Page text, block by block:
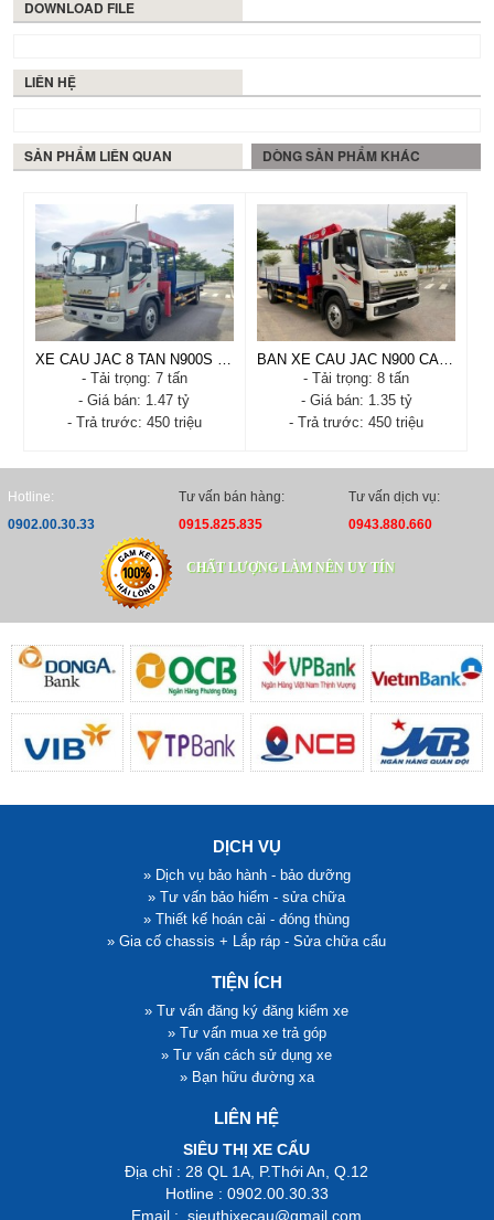
DOWNLOAD FILE
LIÊN HỆ
SẢN PHẨM LIÊN QUAN DÒNG SẢN PHẨM KHÁC
XE CAU JAC 8 TAN N900S CAN UNIC URV554
- Tải trọng: 7 tấn
- Giá bán: 1.47 tỷ
- Trả trước: 450 triệu
- Xuất xứ: VIỆT NAM -
CHINA - NHẬT
- Tình trạng: Mới 100%
- Năm sản xuất: 2026
- Tải trọng: 7 tấn
- Trả trước: 450 triệu
BAN XE CAU JAC N900 CAN UNIC V375
- Tải trọng: 8 tấn
- Giá bán: 1.35 tỷ
- Trả trước: 450 triệu
- Xuất xứ: China - Nhật
- Tình trạng: Mới 100%
- Tải trọng: 8 tấn
- Trả trước: 450 triệu
Hotline:
0902.00.30.33
Tư vấn bán hàng:
0915.825.835
Tư vấn dịch vụ:
0943.880.660
CHẤT LƯỢNG LÀM NÊN UY TÍN
DỊCH VỤ
» Dịch vụ bảo hành - bảo dưỡng
» Tư vấn bảo hiểm - sửa chữa
» Thiết kế hoán cải - đóng thùng
» Gia cố chassis + Lắp ráp - Sửa chữa cẩu
TIỆN ÍCH
» Tư vấn đăng ký đăng kiểm xe
» Tư vấn mua xe trả góp
» Tư vấn cách sử dụng xe
» Bạn hữu đường xa
LIÊN HỆ
SIÊU THỊ XE CẨU
Địa chỉ : 28 QL 1A, P.Thới An, Q.12
Hotline : 0902.00.30.33